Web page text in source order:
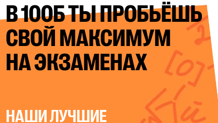
В 100Б ТЫ ПРОБЬЁШЬ
СВОЙМАКСИМУМ
НА ЭКЗАМЕНАХ
НАШИ ЛУЧШИЕ